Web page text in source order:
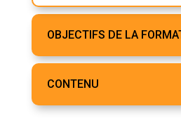
OBJECTIFS DE LA
CONTENU